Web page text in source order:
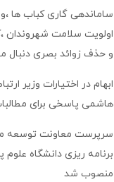
ساماندهی گاری کباب ها
اولویت سلامت شهروندان
و حذف زوائد بصری دنبال
ابهام در اختیارات وزیر
هاشمی پاسخی برای
سرپرست معاونت توسعه
برنامه ریزی دانشگاه
منصوب شد